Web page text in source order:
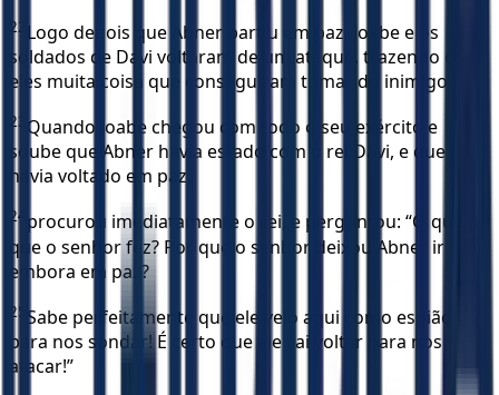
22 Logo depois que Abner partiu em paz, Joabe e os
soldados de Davi voltaram de um ataque, trazendo com
eles muita coisa que conseguiram tomar do inimigo.
23 Quando Joabe chegou com todo o seu exército e
soube que Abner havia estado com o rei Davi, e que
havia voltado em paz,
24 procurou imediatamente o rei, e perguntou: “O que foi
que o senhor fez? Por que o senhor deixou Abner ir
embora em paz?
25 Sabe perfeitamente que ele veio aqui como espião,
para nos sondar! É certo que ele vai voltar para nos
atacar!”